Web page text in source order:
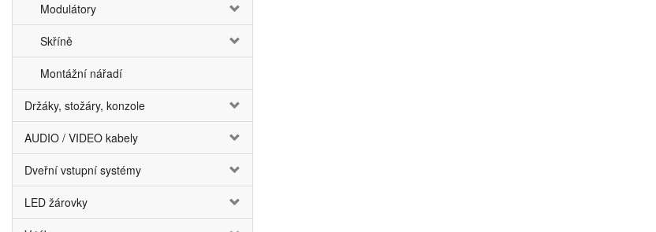
Modulátory
Skříně
Montážní nářadí
Držáky, stožáry, konzole
AUDIO / VIDEO kabely
Dveřní vstupní systémy
LED žárovky